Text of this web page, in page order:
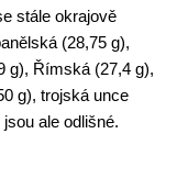
stále okrajově
(28,75 g),
g), Římská (27,4 g),
g), trojská unce
ale odlišné.